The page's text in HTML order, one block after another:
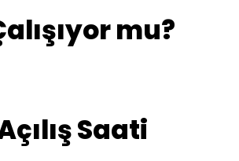
mu?
Saati